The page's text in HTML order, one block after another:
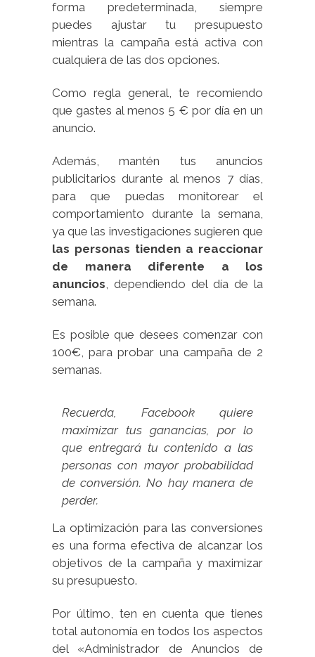
forma predeterminada, siempre
puedes ajustar tu presupuesto
mientras la campaña está activa con
cualquiera de las dos opciones.
Como regla general, te recomiendo
que gastes al menos 5 € por día en un
anuncio.
Además, mantén tus anuncios
publicitarios durante al menos 7 días,
para que puedas monitorear el
comportamiento durante la semana,
ya que las investigaciones sugieren que
las personas tienden a reaccionar
de manera diferente a los
anuncios, dependiendo del día de la
semana.
Es posible que desees comenzar con
100€, para probar una campaña de 2
semanas.
Recuerda, Facebook quiere
maximizar tus ganancias, por lo
que entregará tu contenido a las
personas con mayor probabilidad
de conversión. No hay manera de
perder.
La optimización para las conversiones
es una forma efectiva de alcanzar los
objetivos de la campaña y maximizar
su presupuesto.
Por último, ten en cuenta que tienes
total autonomía en todos los aspectos
del «Administrador de Anuncios de